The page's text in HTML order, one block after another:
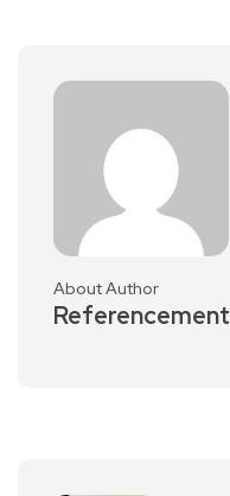
About Author
Referencement